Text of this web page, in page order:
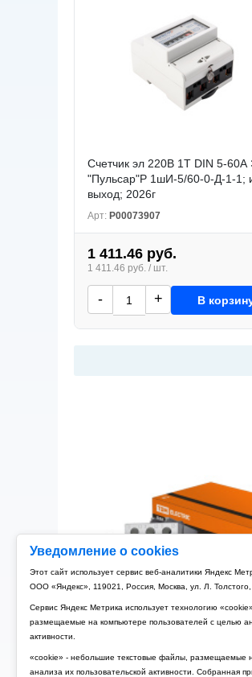
Уведомление о cookies
Этот сайт использует сервис веб-аналитики Яндекс
ООО «Яндекс», 119021, Россия, Москва, ул. Л.
Сервис Яндекс Метрика использует технологию
размещаемые на компьютере пользователей с целью
активности.
«cookie» - небольшие текстовые файлы, размещаемые
анализа их пользовательской активности. Собранная
Счетчик эл 220В 1Т DIN 5-60А
"Пульсар"Р 1шИ-5/60-0-Д-1-1;
выход; 2026г
Арт: Р00073907
1 411.46 руб.
1 411.46 руб. / шт.
- + В